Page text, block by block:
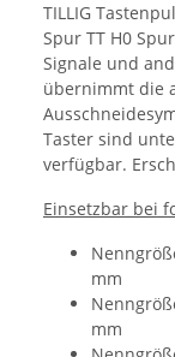
TILLIG
Spur TT H0
Signale und
übernimmt die
Taster sind
verfügbar.
Einsetzbar bei
mm
mm